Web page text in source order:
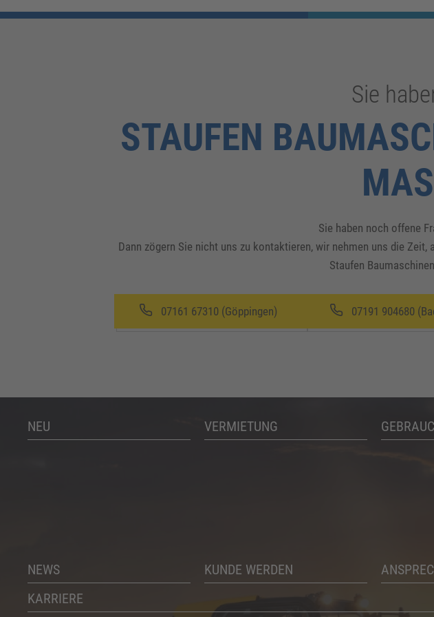
Sie
STAUFEN
Sie haben noch offene
Dann zögern Sie nicht uns zu kontaktieren, wir nehmen uns die
Staufen
07161 67310 (Göppingen) 07191 904680
NEU VERMIETUNG
NEWS KUNDE WERDEN
KARRIERE